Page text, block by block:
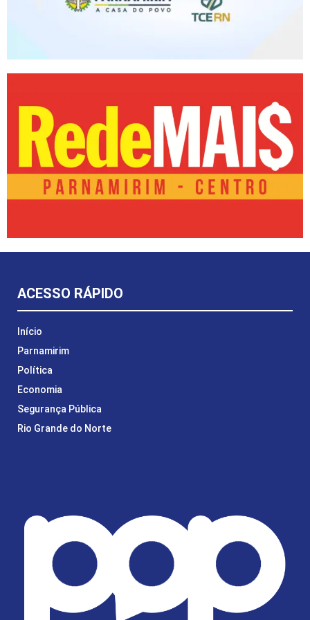
ACESSO RÁPIDO
Início
Parnamirim
Política
Economia
Segurança Pública
Rio Grande do Norte